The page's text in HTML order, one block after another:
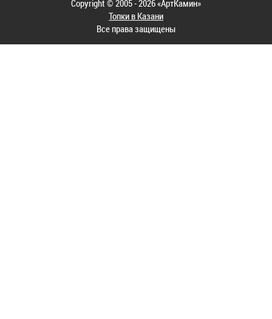
Copyright © 2005 - 2026 «АртКамин»
Топки в Казани
Все права защищены